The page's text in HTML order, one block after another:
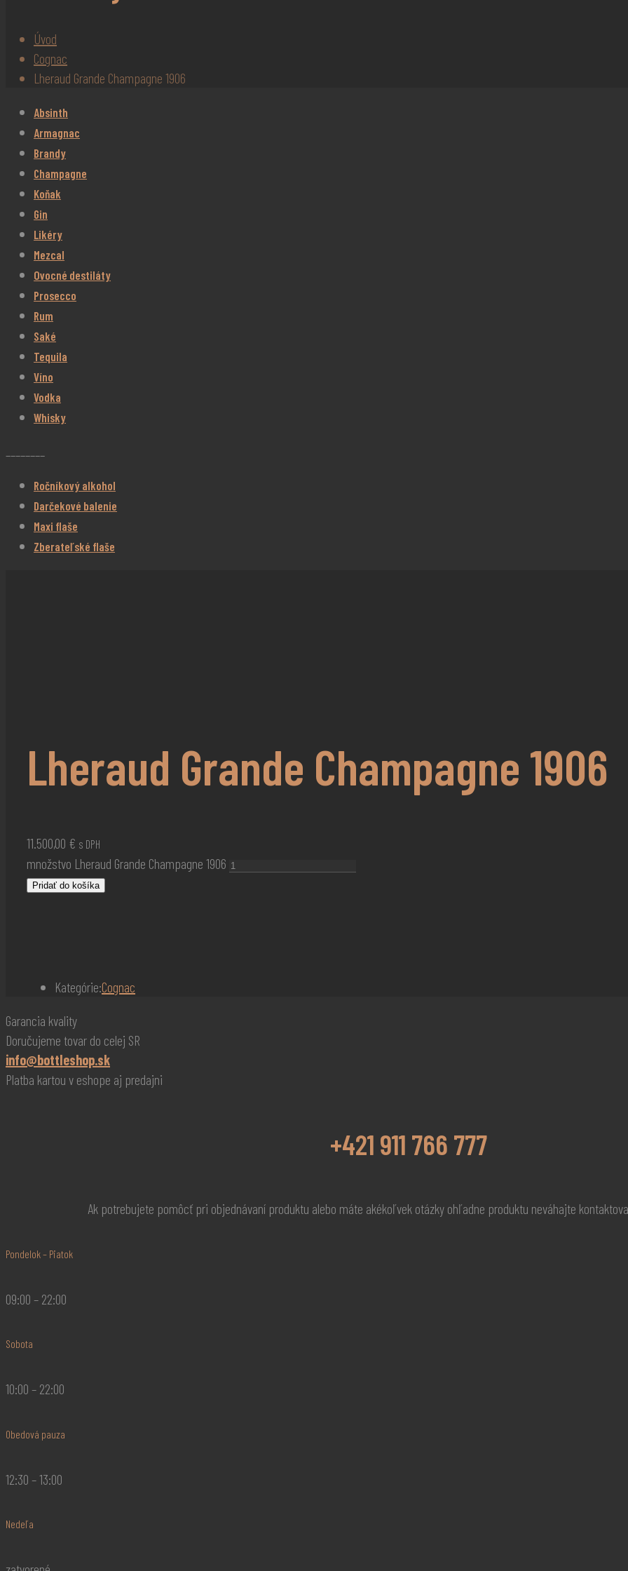
Úvod
Cognac
Lheraud Grande Champagne 1906
Absinth
Armagnac
Brandy
Champagne
Koňak
Gin
Likéry
Mezcal
Ovocné destiláty
Prosecco
Rum
Saké
Tequila
Víno
Vodka
Whisky
Ročníkový alkohol
Darčekové balenie
Maxi flaše
Zberateľské flaše
Lheraud Grande Champagne 1906
11.500,00 € s DPH
množstvo Lheraud Grande Champagne 1906
Pridať do košíka
Kategórie:Cognac
Garancia kvality
Doručujeme tovar do celej SR
info@bottleshop.sk
Platba kartou v eshope aj predajni
+421 911 766 777
Ak potrebujete pomôcť pri objednávaní produktu alebo máte akékoľvek otázky ohľadne produktu neváhajte
Pondelok – Piatok
09:00 – 22:00
Sobota
10:00 – 22:00
Obedová pauza
12:30 – 13:00
Nedeľa